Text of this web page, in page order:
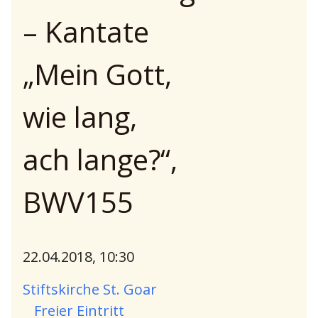
– Kantate
„Mein Gott,
wie lang,
ach lange?“,
BWV155
22.04.2018, 10:30
Stiftskirche St. Goar
Freier Eintritt